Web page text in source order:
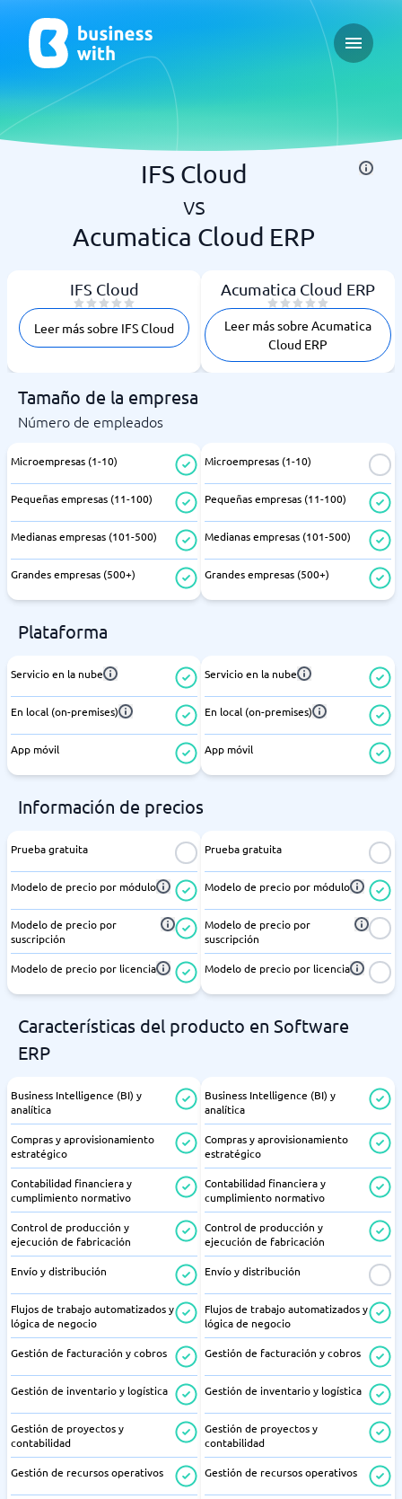
Open
IFS Cloud
vs
Acumatica Cloud ERP
IFS Cloud
Leer más sobre IFS Cloud
Acumatica Cloud ERP
Leer más sobre Acumatica
Cloud ERP
Tamaño de la empresa
Número de empleados
Microempresas (1-10)
Pequeñas empresas (11-100)
Medianas empresas (101-500)
Grandes empresas (500+)
Microempresas (1-10)
Pequeñas empresas (11-100)
Medianas empresas (101-500)
Grandes empresas (500+)
Plataforma
Servicio en la nube
En local (on-premises)
App móvil
Servicio en la nube
En local (on-premises)
App móvil
Información de precios
Prueba gratuita
Modelo de precio por módulo
Modelo de precio por
suscripción
Modelo de precio por licencia
Prueba gratuita
Modelo de precio por módulo
Modelo de precio por
suscripción
Modelo de precio por licencia
Características del producto en Software
ERP
Business Intelligence (BI) y
analítica
Compras y aprovisionamiento
estratégico
Contabilidad financiera y
cumplimiento normativo
Control de producción y
ejecución de fabricación
Envío y distribución
Flujos de trabajo automatizados y
lógica de negocio
Gestión de facturación y cobros
Gestión de inventario y logística
Gestión de proyectos y
contabilidad
Gestión de recursos operativos
Business Intelligence (BI) y
analítica
Compras y aprovisionamiento
estratégico
Contabilidad financiera y
cumplimiento normativo
Control de producción y
ejecución de fabricación
Envío y distribución
Flujos de trabajo automatizados y
lógica de negocio
Gestión de facturación y cobros
Gestión de inventario y logística
Gestión de proyectos y
contabilidad
Gestión de recursos operativos